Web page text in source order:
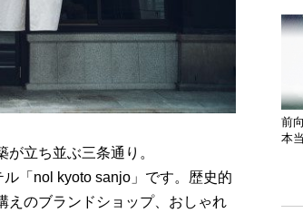
立ち並ぶ三条通り。
「nol kyoto sanjo」です。歴史的
えのブランドショップ、おしゃれ
前
本